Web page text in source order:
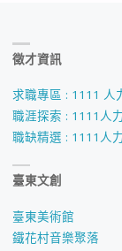
徵才資訊
求職專區 : 1111 人
職涯探索 : 1111人
職缺精選 : 1111人
臺東文創
臺東美術館
鐵花村音樂聚落